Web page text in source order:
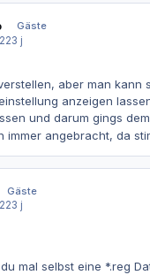
Gäste
23 j
aber man kann
anzeigen
und darum gings
immer angebracht, da
Gäste
23 j
mal selbst eine *.reg